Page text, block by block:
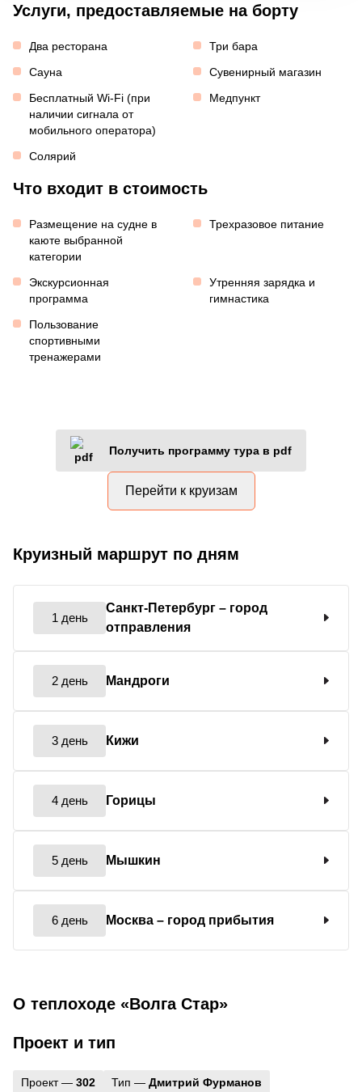
Услуги, предоставляемые на борту
Два ресторана
Три бара
Сауна
Сувенирный магазин
Бесплатный Wi-Fi (при
наличии сигнала от
мобильного оператора)
Медпункт
Солярий
Что входит в стоимость
Размещение на судне в
каюте выбранной
категории
Трехразовое питание
Экскурсионная
программа
Утренняя зарядка и
гимнастика
Пользование
спортивными
тренажерами
Получить программу тура в pdf
Перейти к круизам
Круизный маршрут по дням
1 день
Санкт-Петербург – город
отправления
2 день Мандроги
3 день Кижи
4 день Горицы
5 день Мышкин
6 день Москва – город прибытия
О теплоходе «Волга Стар»
Проект и тип
Проект — 302 Тип — Дмитрий Фурманов